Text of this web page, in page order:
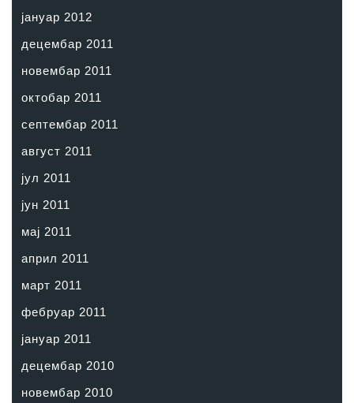
јануар 2012
децембар 2011
новембар 2011
октобар 2011
септембар 2011
август 2011
јул 2011
јун 2011
мај 2011
април 2011
март 2011
фебруар 2011
јануар 2011
децембар 2010
новембар 2010